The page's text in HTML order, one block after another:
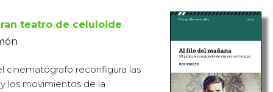
teatro de celuloide
cinematógrafo reconfigura las
los movimientos de la